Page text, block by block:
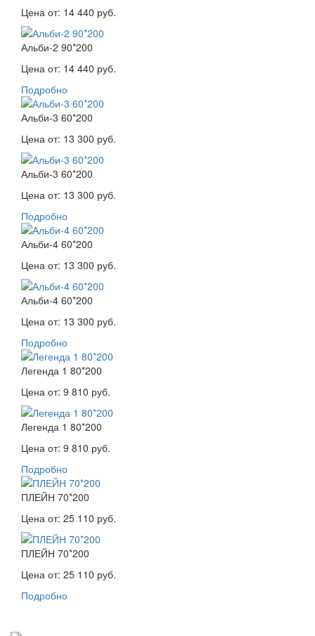
Цена от: 14 440 руб.
Альби-2 90*200
Цена от: 14 440 руб.
Подробно
Альби-3 60*200
Цена от: 13 300 руб.
Альби-3 60*200
Цена от: 13 300 руб.
Подробно
Альби-4 60*200
Цена от: 13 300 руб.
Альби-4 60*200
Цена от: 13 300 руб.
Подробно
Легенда 1 80*200
Цена от: 9 810 руб.
Легенда 1 80*200
Цена от: 9 810 руб.
Подробно
ПЛЕЙН 70*200
Цена от: 25 110 руб.
ПЛЕЙН 70*200
Цена от: 25 110 руб.
Подробно